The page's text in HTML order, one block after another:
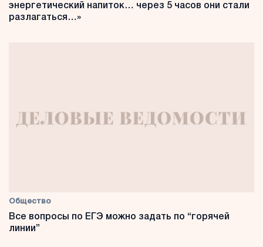
энергетический напиток… через 5 часов они стали
разлагаться…»
Общество
Все вопросы по ЕГЭ можно задать по “горячей
линии”